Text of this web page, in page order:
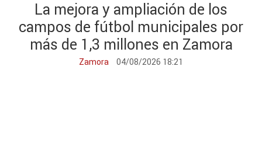
La mejora y ampliación de los
campos de fútbol municipales por
más de 1,3 millones en Zamora
Zamora 04/08/2026 18:21